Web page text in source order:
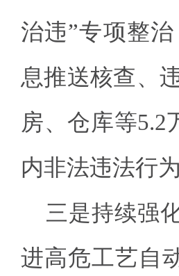
治违”专项整
息推送核查、
房、仓库等5.2
内非法违法行为
三是持续强
进高危工艺自